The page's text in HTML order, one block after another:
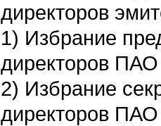
директоров
1) Избрание
директоров ПАО
2) Избрание
директоров ПАО